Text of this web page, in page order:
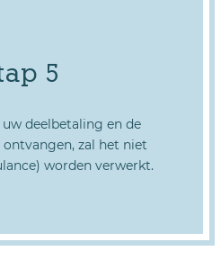
5
deelbetaling en de
zal het niet
worden verwerkt.